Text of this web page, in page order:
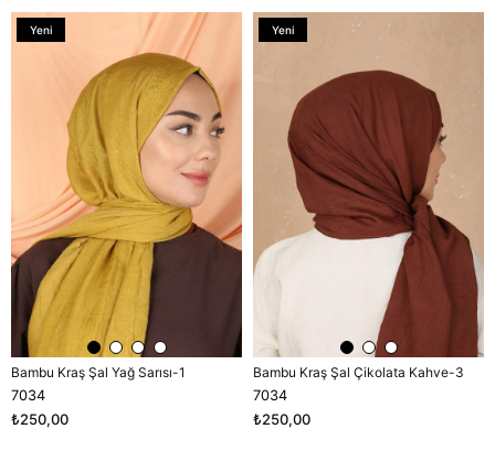
Bambu Kraş Şal Yağ Sarısı-1
7034
₺250,00
Yeni
Bambu Kraş Şal Çikolata Kahve-3
7034
₺250,00
Yeni